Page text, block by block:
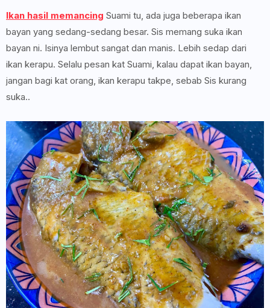
Ikan hasil memancing Suami tu, ada juga beberapa ikan
bayan yang sedang-sedang besar. Sis memang suka ikan
bayan ni. Isinya lembut sangat dan manis. Lebih sedap dari
ikan kerapu. Selalu pesan kat Suami, kalau dapat ikan bayan,
jangan bagi kat orang, ikan kerapu takpe, sebab Sis kurang
suka..